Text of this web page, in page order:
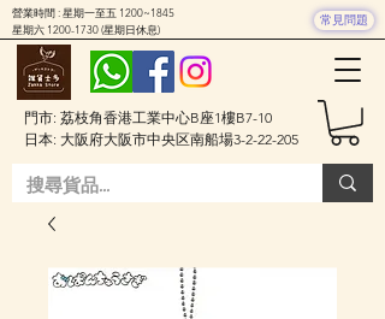
門市: 荔枝角香港工業中心B座1樓B7-10
日本: 大阪府大阪市中央区南船場3-2-22-205
營業時間 : 星期一至五 1200~1845
星期六 1200-1730(星期日休息)
常見問題